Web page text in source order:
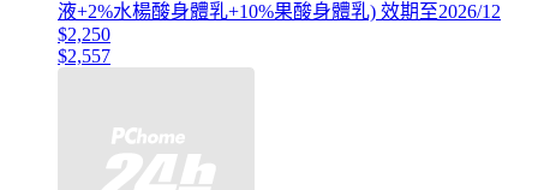
液+2%水楊酸身體乳+10%果酸身體乳) 效期至2026/12
$2,250
$2,557